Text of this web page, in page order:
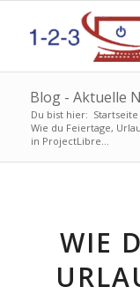
Blog - Aktuelle
Du bist hier: Startseite
Wie du Feiertage,
in ProjectLibre...
WIE